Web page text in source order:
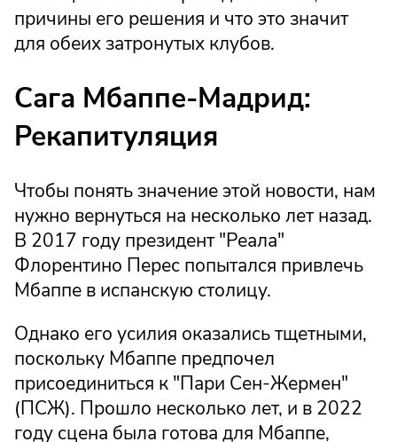
причины его решения и что это значит
для обеих затронутых клубов.
Сага Мбаппе-Мадрид:
Рекапитуляция
Чтобы понять значение этой новости, нам
нужно вернуться на несколько лет назад.
В 2017 году президент "Реала"
Флорентино Перес попытался привлечь
Мбаппе в испанскую столицу.
Однако его усилия оказались тщетными,
поскольку Мбаппе предпочел
присоединиться к "Пари Сен-Жермен"
(ПСЖ). Прошло несколько лет, и в 2022
году сцена была готова для Мбаппе,